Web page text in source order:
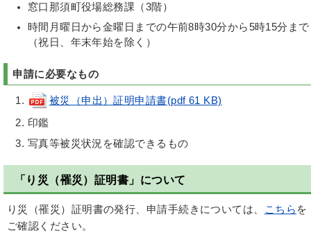
窓口那須町役場総務課（3階）
時間月曜日から金曜日までの午前8時30分から5時15分まで
（祝日、年末年始を除く）
申請に必要なもの
被災（申出）証明申請書(pdf 61 KB)
印鑑
写真等被災状況を確認できるもの
「り災（罹災）証明書」について
り災（罹災）証明書の発行、申請手続きについては、 こちら を
ご確認ください。